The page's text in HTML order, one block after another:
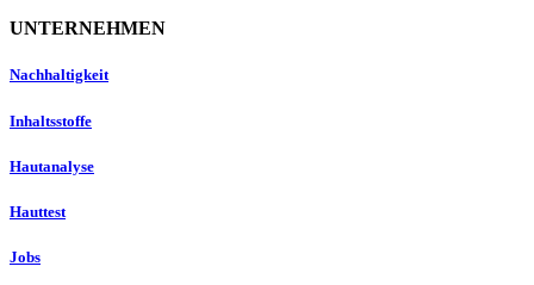
UNTERNEHMEN
Nachhaltigkeit
Inhaltsstoffe
Hautanalyse
Hauttest
Jobs